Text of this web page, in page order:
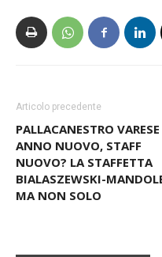
PALLACANESTRO VARESE –
ANNO NUOVO, STAFF
NUOVO? LA STAFFETTA
BIALASZEWSKI-MANDOLE
MA NON SOLO